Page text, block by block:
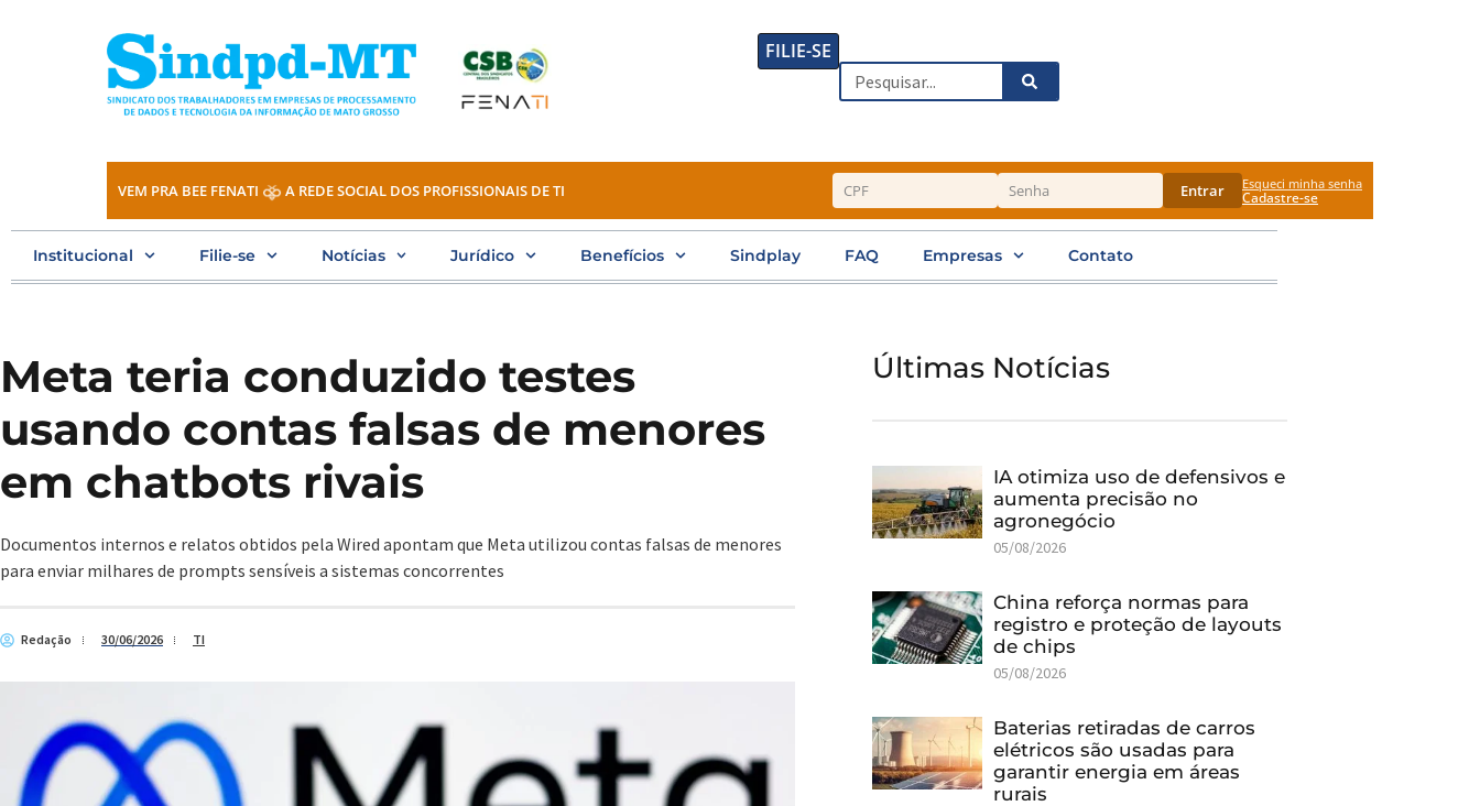
FILIE-SE
Search
VEM PRA BEE FENATI A REDE SOCIAL DOS PROFISSIONAIS DE TI Entrar Esqueci minha senha
Cadastre-se
Institucional Filie-se Notícias Jurídico Benefícios Sindplay FAQ Empresas Contato
Meta teria conduzido testes
usando contas falsas de menores
em chatbots rivais
Documentos internos e relatos obtidos pela Wired apontam que Meta utilizou contas falsas de menores
para enviar milhares de prompts sensíveis a sistemas concorrentes
Redação 30/06/2026 TI
Últimas Notícias
IA otimiza uso de defensivos e
aumenta precisão no
agronegócio
05/08/2026
China reforça normas para
registro e proteção de layouts
de chips
05/08/2026
Baterias retiradas de carros
elétricos são usadas para
garantir energia em áreas
rurais